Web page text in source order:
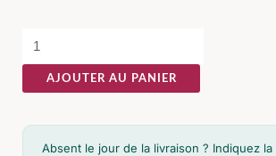
Chevet
Mindi
Massif
Tiroirs
AJOUTER AU PANIER
Absent le jour de la livraison ? Indiquez